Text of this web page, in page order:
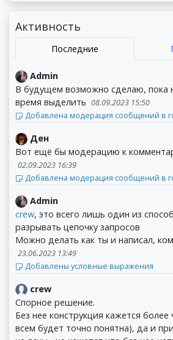
Активность
Последние
Admin
В будущем возможно сделаю, пока
время выделить 08.09.2023 15:50
Добавлена модерация сообщений в
Ден
Вот ещё бы модерацию к
02.09.2023 16:39
Добавлена модерация сообщений в
Admin
crew, это всего лишь один из
разрывать цепочку запросов
Можно делать как ты и написал,
23.06.2023 13:49
Добавлены условные выражения
crew
Спорное решение.
Без нее конструкция кажется
всем будет точно понятна), да и